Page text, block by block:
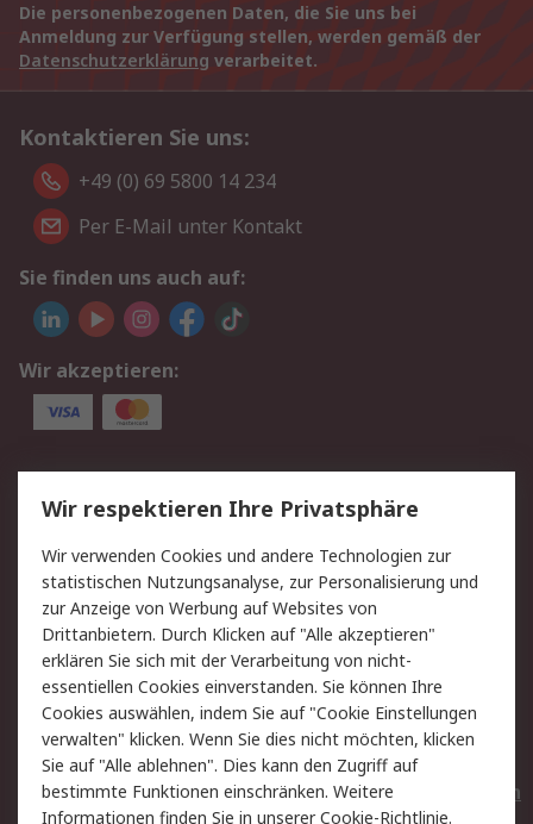
Die personenbezogenen Daten, die Sie uns bei
Anmeldung zur Verfügung stellen, werden gemäß der
Datenschutzerklärung verarbeitet.
Kontaktieren Sie uns:
+49 (0) 69 5800 14 234
Per E-Mail unter Kontakt
Sie finden uns auch auf:
Wir akzeptieren:
Service
Value Added Services
Lieferlösungen
Rücksendungen
Kontakt
Hilfe
Privatkunden
Rechtliches
AGB
Datenschutz
Cookie-Richtlinie
Zahlungsbedingungen
Copyright/Impressum
Entsorgung
Elektrogeräte/Batterien
Wir respektieren Ihre Privatsphäre
Wir verwenden Cookies und andere Technologien zur
statistischen Nutzungsanalyse, zur Personalisierung und
zur Anzeige von Werbung auf Websites von
Drittanbietern. Durch Klicken auf "Alle akzeptieren"
erklären Sie sich mit der Verarbeitung von nicht-
essentiellen Cookies einverstanden. Sie können Ihre
Cookies auswählen, indem Sie auf "Cookie Einstellungen
verwalten" klicken. Wenn Sie dies nicht möchten, klicken
Sie auf "Alle ablehnen". Dies kann den Zugriff auf
bestimmte Funktionen einschränken. Weitere
Informationen finden Sie in unsererCookie-Richtlinie.